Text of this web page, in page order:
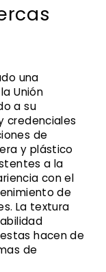
una
Unión
a su
credenciales
de
y plástico
a la
con el
de
La textura
hacen de
de